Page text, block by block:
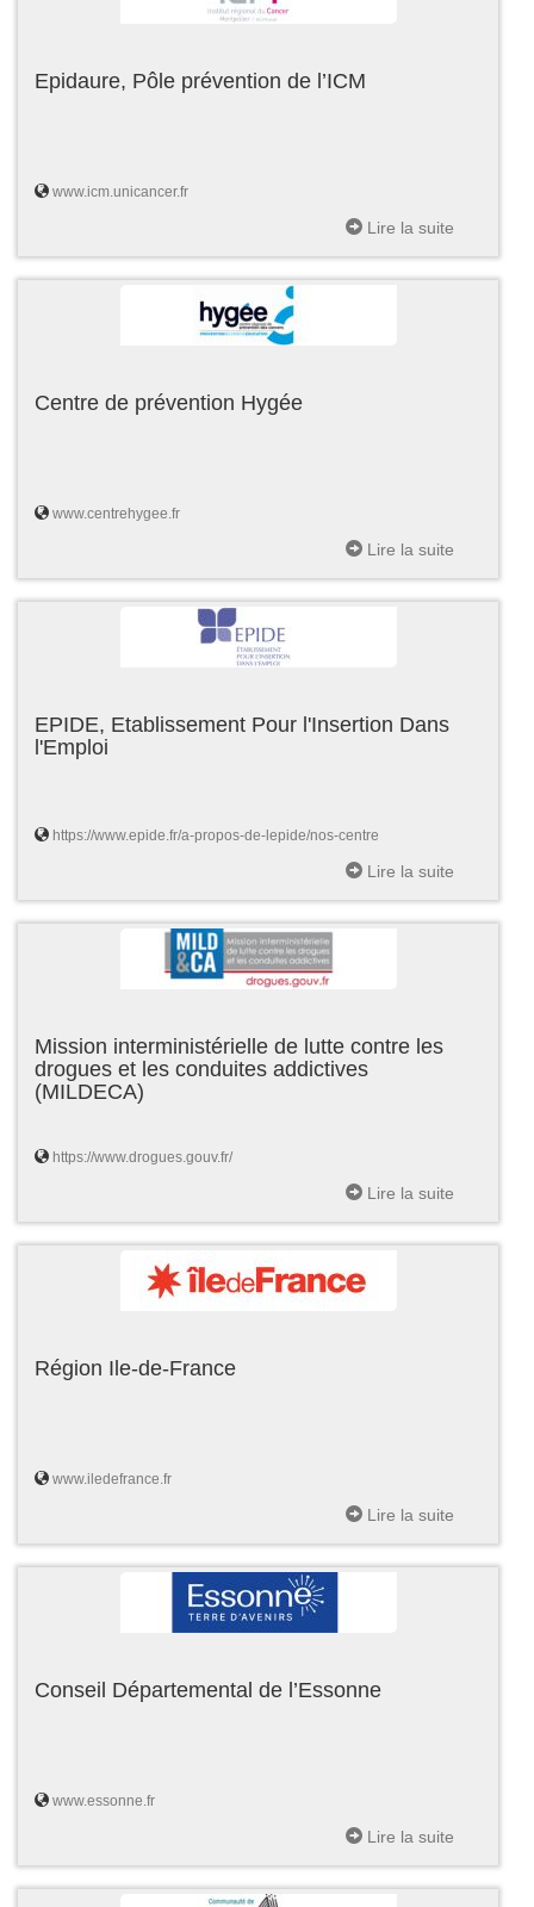
Epidaure, Pôle prévention de l’ICM
www.icm.unicancer.fr
Lire la suite
Centre de prévention Hygée
www.centrehygee.fr
Lire la suite
EPIDE, Etablissement Pour l'Insertion Dans
l'Emploi
https://www.epide.fr/a-propos-de-lepide/nos-centre
Lire la suite
Mission interministérielle de lutte contre les
drogues et les conduites addictives
(MILDECA)
https://www.drogues.gouv.fr/
Lire la suite
Région Ile-de-France
www.iledefrance.fr
Lire la suite
Conseil Départemental de l’Essonne
www.essonne.fr
Lire la suite